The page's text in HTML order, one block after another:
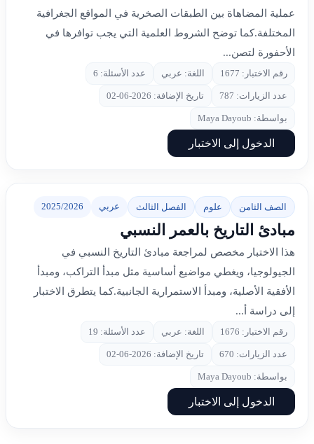
عملية المضاهاة بين الطبقات الصخرية في المواقع الجغرافية
المختلفة.كما توضح الشروط العلمية التي يجب توافرها في
الأحفورة لتصن...
رقم الاختبار: 1677 اللغة: عربي عدد الأسئلة: 6
عدد الزيارات: 787 تاريخ الإضافة: 2026-06-02
بواسطة: Maya Dayoub
الدخول إلى الاختبار
الصف الثامن علوم الفصل الثالث عربي 2025/2026
مبادئ التاريخ بالعمر النسبي
هذا الاختبار مخصص لمراجعة مبادئ التاريخ النسبي في
الجيولوجيا، ويغطي مواضيع أساسية مثل مبدأ التراكب، ومبدأ
الأفقية الأصلية، ومبدأ الاستمرارية الجانبية.كما يتطرق الاختبار
إلى دراسة أ...
رقم الاختبار: 1676 اللغة: عربي عدد الأسئلة: 19
عدد الزيارات: 670 تاريخ الإضافة: 2026-06-02
بواسطة: Maya Dayoub
الدخول إلى الاختبار